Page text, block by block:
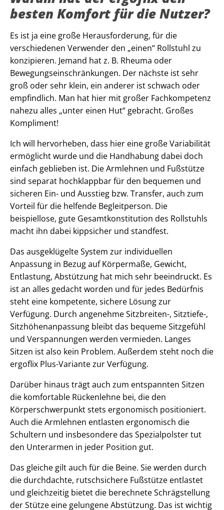
besten Komfort für die Nutzer?
Es ist ja eine große Herausforderung, für die
verschiedenen Verwender den „einen“ Rollstuhl zu
konzipieren. Jemand hat z. B. Rheuma oder
Bewegungseinschränkungen. Der nächste ist sehr
groß oder sehr klein, ein anderer ist schwach oder
empfindlich. Man hat hier mit großer Fachkompetenz
nahezu alles „unter einen Hut“ gebracht. Großes
Kompliment!
Ich will hervorheben, dass hier eine große Variabilität
ermöglicht wurde und die Handhabung dabei doch
einfach geblieben ist. Die Armlehnen und Fußstütze
sind separat hochklappbar für den bequemen und
sicheren Ein- und Ausstieg bzw. Transfer, auch zum
Vorteil für die helfende Begleitperson. Die
beispiellose, gute Gesamtkonstitution des Rollstuhls
macht ihn dabei kippsicher und standfest.
Das ausgeklügelte System zur individuellen
Anpassung in Bezug auf Körpermaße, Gewicht,
Entlastung, Abstützung hat mich sehr beeindruckt. Es
ist an alles gedacht worden und für jedes Bedürfnis
steht eine kompetente, sichere Lösung zur
Verfügung. Durch angenehme Sitzbreiten-, Sitztiefe-,
Sitzhöhenanpassung bleibt das bequeme Sitzgefühl
und Verspannungen werden vermieden. Langes
Sitzen ist also kein Problem. Außerdem steht noch die
ergoflix Plus-Variante zur Verfügung.
Darüber hinaus trägt auch zum entspannten Sitzen
die komfortable Rückenlehne bei, die den
Körperschwerpunkt stets ergonomisch positioniert.
Auch die Armlehnen entlasten ergonomisch die
Schultern und insbesondere das Spezialpolster tut
den Unterarmen in jeder Position gut.
Das gleiche gilt auch für die Beine. Sie werden durch
die durchdachte, rutschsichere Fußstütze entlastet
und gleichzeitig bietet die berechnete Schrägstellung
der Stütze eine gelungene Abstützung. Das ist wichtig